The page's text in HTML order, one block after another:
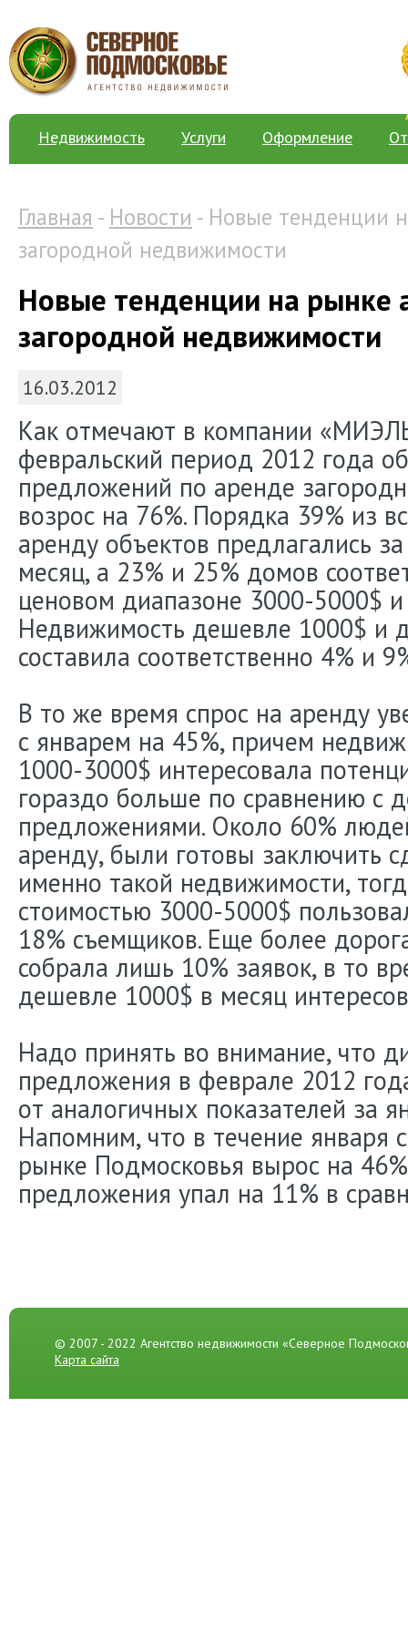
Недвижимость Услуги Оформление
Главная - Новости - Новые тенденции
загородной недвижимости
Новые тенденции на рынке
загородной недвижимости
16.03.2012
Как отмечают в компании
февральский период 2012 года
предложений по аренде
возрос на 76%. Порядка 39% из
аренду объектов предлагались
месяц, а 23% и 25% домов
ценовом диапазоне 3000-5000$
Недвижимость дешевле 1000$ и
составила соответственно 4% и
В то же время спрос на аренду
с январем на 45%, причем
1000-3000$ интересовала
гораздо больше по сравнению с
предложениями. Около 60%
аренду, были готовы заключить
именно такой недвижимости,
стоимостью 3000-5000$
18% съемщиков. Еще более
собрала лишь 10% заявок, в то
дешевле 1000$ в месяц
Надо принять во внимание, что
предложения в феврале 2012
от аналогичных показателей за
Напомним, что в течение января
рынке Подмосковья вырос на
предложения упал на 11% в
© 2007 - 2022 Агентство недвижимости «Северное
Карта сайта